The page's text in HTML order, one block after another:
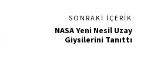
SONRAKI İÇERIK
NASA Yeni Nesil Uzay
Giysilerini Tanıttı